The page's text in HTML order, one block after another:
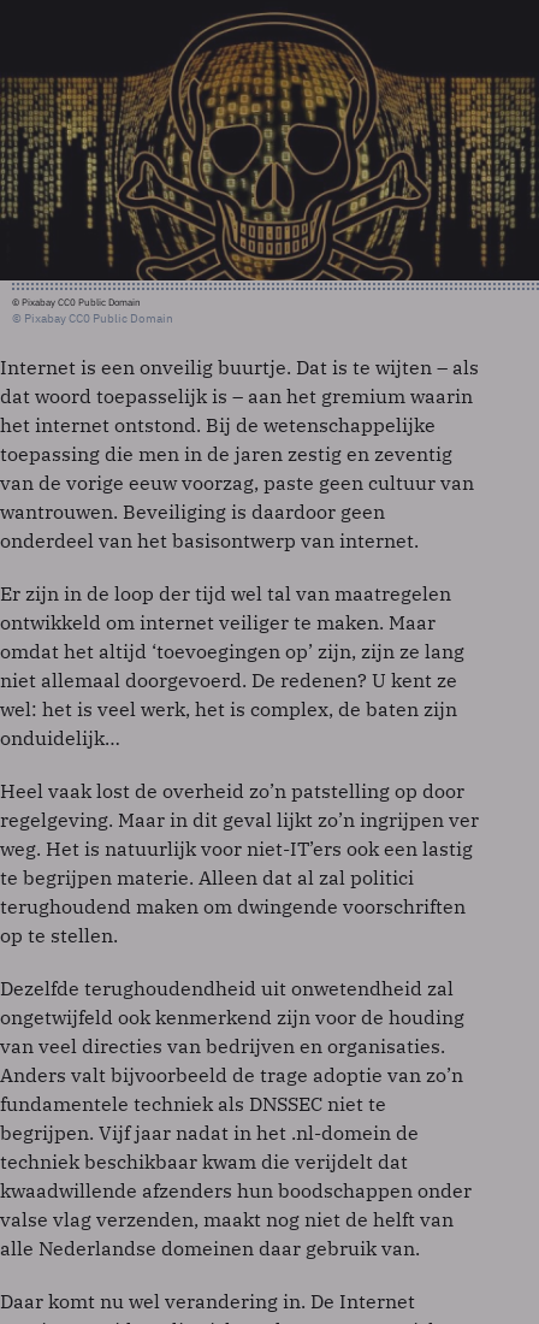
© Pixabay CC0 Public Domain
© Pixabay CC0 Public Domain
Internet is een onveilig buurtje. Dat is te wijten – als
dat woord toepasselijk is – aan het gremium waarin
het internet ontstond. Bij de wetenschappelijke
toepassing die men in de jaren zestig en zeventig
van de vorige eeuw voorzag, paste geen cultuur van
wantrouwen. Beveiliging is daardoor geen
onderdeel van het basisontwerp van internet.
Er zijn in de loop der tijd wel tal van maatregelen
ontwikkeld om internet veiliger te maken. Maar
omdat het altijd ‘toevoegingen op’ zijn, zijn ze lang
niet allemaal doorgevoerd. De redenen? U kent ze
wel: het is veel werk, het is complex, de baten zijn
onduidelijk…
Heel vaak lost de overheid zo’n patstelling op door
regelgeving. Maar in dit geval lijkt zo’n ingrijpen ver
weg. Het is natuurlijk voor niet-IT’ers ook een lastig
te begrijpen materie. Alleen dat al zal politici
terughoudend maken om dwingende voorschriften
op te stellen.
Dezelfde terughoudendheid uit onwetendheid zal
ongetwijfeld ook kenmerkend zijn voor de houding
van veel directies van bedrijven en organisaties.
Anders valt bijvoorbeeld de trage adoptie van zo’n
fundamentele techniek als DNSSEC niet te
begrijpen. Vijf jaar nadat in het .nl-domein de
techniek beschikbaar kwam die verijdelt dat
kwaadwillende afzenders hun boodschappen onder
valse vlag verzenden, maakt nog niet de helft van
alle Nederlandse domeinen daar gebruik van.
Daar komt nu wel verandering in. De Internet